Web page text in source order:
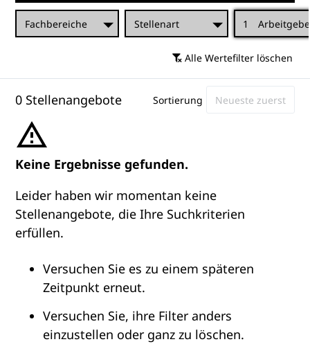
Fachbereiche Stellenart 1
Alle Wertefilter löschen
0 Stellenangebote Sortierung
Keine Ergebnisse gefunden.
Leider haben wir momentan keine
Stellenangebote, die Ihre Suchkriterien
erfüllen.
Versuchen Sie es zu einem späteren
Zeitpunkt erneut.
Versuchen Sie, ihre Filter anders
einzustellen oder ganz zu löschen.